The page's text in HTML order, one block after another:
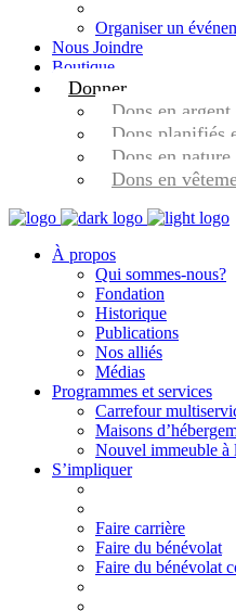
Organiser un
Nous Joindre
Boutique
Donner
Dons en argent
Dons planifiés
Dons en nature
Dons en
À propos
Qui sommes-nous?
Fondation
Historique
Publications
Nos alliés
Médias
Programmes et services
Carrefour
Maisons
Nouvel immeuble à
S’impliquer
Faire carrière
Faire du bénévolat
Faire du bénévolat